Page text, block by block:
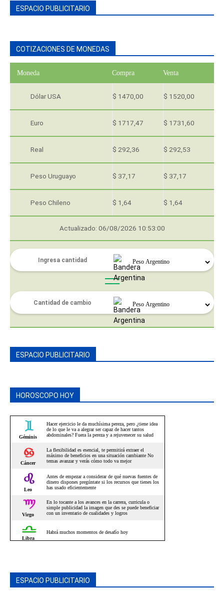
ESPACIO PUBLICITARIO
COTIZACIONES DE MONEDAS
Moneda Compra Venta
Dólar USA $ 1470,00 $ 1520,00
Euro $ 1717,47 $ 1731,60
Real $ 292,36 $ 292,53
Peso Uruguayo $ 37,17 $ 37,17
Peso Chileno $ 1,64 $ 1,64
Actualizado: 06/08/2026 10:53:00
ESPACIO PUBLICITARIO
HOROSCOPO HOY
ESPACIO PUBLICITARIO